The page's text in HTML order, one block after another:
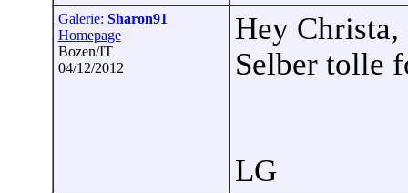
Galerie: Sharon91
Homepage
Bozen/IT
04/12/2012
Hey
Selber tolle
LG